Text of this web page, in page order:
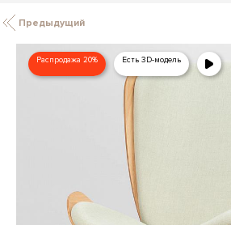
Предыдущий
Распродажа 20% Есть 3D-модель